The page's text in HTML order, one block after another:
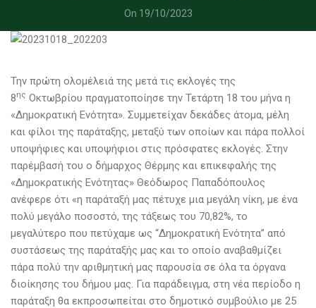
On 19/10/2023
Την πρώτη ολομέλειά της μετά τις εκλογές της
8ης Οκτωβρίου πραγματοποίησε την Τετάρτη 18 του μήνα η
«Δημοκρατική Ενότητα». Συμμετείχαν δεκάδες άτομα, μέλη
και φίλοι της παράταξης, μεταξύ των οποίων και πάρα πολλοί
υποψήφιες και υποψήφιοι στις πρόσφατες εκλογές. Στην
παρέμβασή του ο δήμαρχος Θέρμης και επικεφαλής της
«Δημοκρατικής Ενότητας» Θεόδωρος Παπαδόπουλος
ανέφερε ότι «η παράταξή μας πέτυχε μια μεγάλη νίκη, με ένα
πολύ μεγάλο ποσοστό, της τάξεως του 70,82%, το
μεγαλύτερο που πετύχαμε ως “Δημοκρατική Ενότητα” από
συστάσεως της παράταξής μας και το οποίο αναβαθμίζει
πάρα πολύ την αριθμητική μας παρουσία σε όλα τα όργανα
διοίκησης του δήμου μας. Για παράδειγμα, στη νέα περίοδο η
παράταξη θα εκπροσωπείται στο δημοτικό συμβούλιο με 25